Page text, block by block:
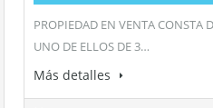
PROPIEDAD EN VENTA CONSTA
UNO DE ELLOS DE 3…
Más detalles